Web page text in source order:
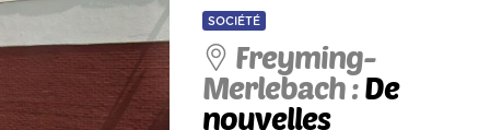
SOCIÉTÉ
Freyming-
Merlebach :De
nouvelles